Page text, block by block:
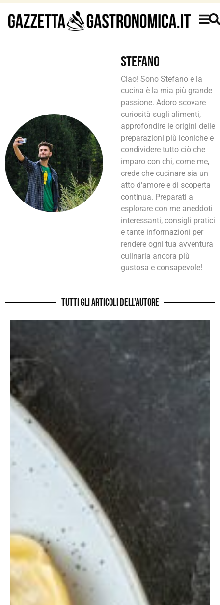
Stefano
Ciao! Sono Stefano e la
cucina è la mia più grande
passione. Adoro scovare
curiosità sugli alimenti,
approfondire le origini delle
preparazioni più iconiche e
condividere tutto ciò che
imparo con chi, come me,
crede che cucinare sia un
atto d'amore e di scoperta
continua. Preparati a
esplorare con me aneddoti
interessanti, consigli pratici
e tante informazioni per
rendere ogni tua avventura
culinaria ancora più
gustosa e consapevole!
Tutti gli articoli dell'autore